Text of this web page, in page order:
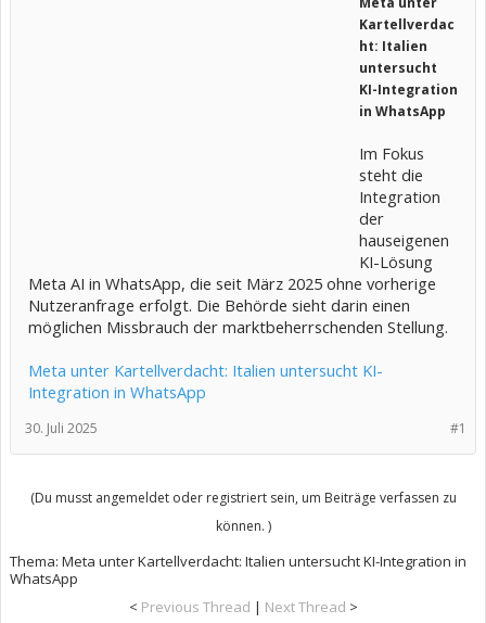
Kartellverdac
ht: Italien
untersucht
KI-Integration
in WhatsApp
Im Fokus
steht die
Integration
der
hauseigenen
KI-Lösung
Meta AI in WhatsApp, die seit März 2025 ohne vorherige
Nutzeranfrage erfolgt. Die Behörde sieht darin einen
möglichen Missbrauch der marktbeherrschenden Stellung.
Meta unter Kartellverdacht: Italien untersucht KI-
Integration in WhatsApp
#1
30. Juli 2025
(Du musst angemeldet oder registriert sein, um Beiträge verfassen zu
können. )
Thema: Meta unter Kartellverdacht: Italien untersucht KI-Integration in
WhatsApp
< Previous Thread | Next Thread >